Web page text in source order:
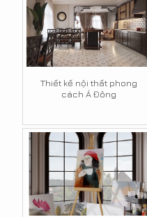
Thiết kế nội thất phong
cách Á Đông